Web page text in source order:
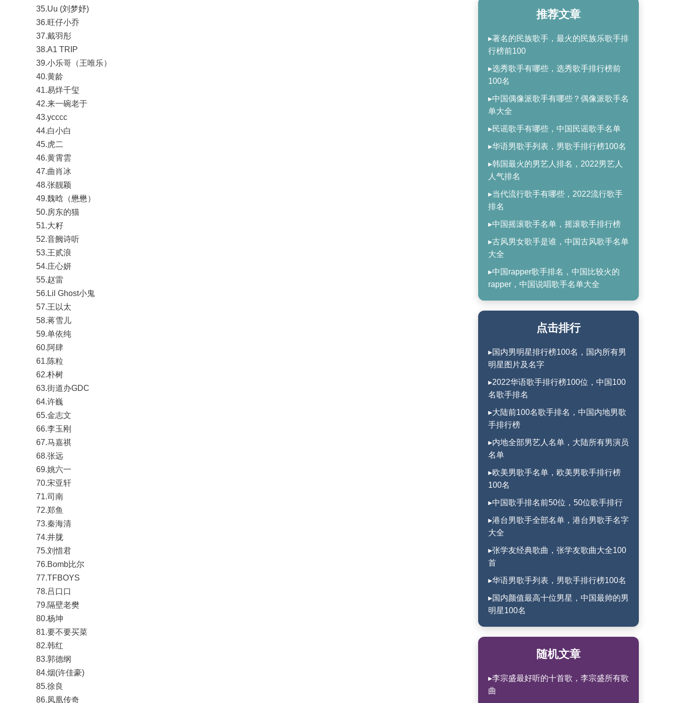
35.Uu (刘梦妤)
36.旺仔小乔
37.戴羽彤
38.A1 TRIP
39.小乐哥（王唯乐）
40.黄龄
41.易烊千玺
42.来一碗老于
43.ycccc
44.白小白
45.虎二
46.黄霄雲
47.曲肖冰
48.张靓颖
49.魏晗（懋懋）
50.房东的猫
51.大籽
52.音阙诗听
53.王贰浪
54.庄心妍
55.赵雷
56.Lil Ghost小鬼
57.王以太
58.蒋雪儿
59.单依纯
60.阿肆
61.陈粒
62.朴树
63.街道办GDC
64.许巍
65.金志文
66.李玉刚
67.马嘉祺
68.张远
69.姚六一
70.宋亚轩
71.司南
72.郑鱼
73.秦海清
74.井胧
75.刘惜君
76.Bomb比尔
77.TFBOYS
78.吕口口
79.隔壁老樊
80.杨坤
81.要不要买菜
82.韩红
83.郭德纲
84.烟(许佳豪)
85.徐良
86.凤凰传奇
推荐文章
▸著名的民族歌手，最火的民族乐歌手排
行榜前100
▸选秀歌手有哪些，选秀歌手排行榜前
100名
▸中国偶像派歌手有哪些？偶像派歌手名
单大全
▸民谣歌手有哪些，中国民谣歌手名单
▸华语男歌手列表，男歌手排行榜100名
▸韩国最火的男艺人排名，2022男艺人
人气排名
▸当代流行歌手有哪些，2022流行歌手
排名
▸中国摇滚歌手名单，摇滚歌手排行榜
▸古风男女歌手是谁，中国古风歌手名单
大全
▸中国rapper歌手排名，中国比较火的
rapper，中国说唱歌手名单大全
点击排行
▸国内男明星排行榜100名，国内所有男
明星图片及名字
▸2022华语歌手排行榜100位，中国100
名歌手排名
▸大陆前100名歌手排名，中国内地男歌
手排行榜
▸内地全部男艺人名单，大陆所有男演员
名单
▸欧美男歌手名单，欧美男歌手排行榜
100名
▸中国歌手排名前50位，50位歌手排行
▸港台男歌手全部名单，港台男歌手名字
大全
▸张学友经典歌曲，张学友歌曲大全100
首
▸华语男歌手列表，男歌手排行榜100名
▸国内颜值最高十位男星，中国最帅的男
明星100名
随机文章
▸李宗盛最好听的十首歌，李宗盛所有歌
曲